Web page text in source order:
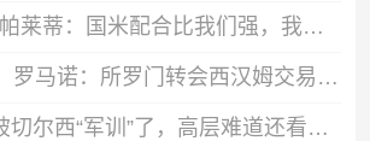
1-2国米！斯帕莱蒂：国米配合比我们强，我们球员很棒 整体是关键
Here we go！罗马诺：所罗门转会西汉姆交易达成，总价达700万镑
意媒：米兰被切尔西“军训”了，高层难道还看不出阵容短板？